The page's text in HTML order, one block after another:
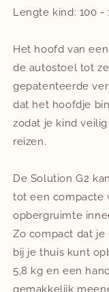
Lengte kind: 100 -
Het hoofd van
de autostoel tot
gepatenteerde
dat het hoofdje
zodat je kind
reizen.
De Solution G2 kan
tot een compacte
opbergruimte
Zo compact dat
bij je thuis kunt
5,8 kg en een
gemakkelijk